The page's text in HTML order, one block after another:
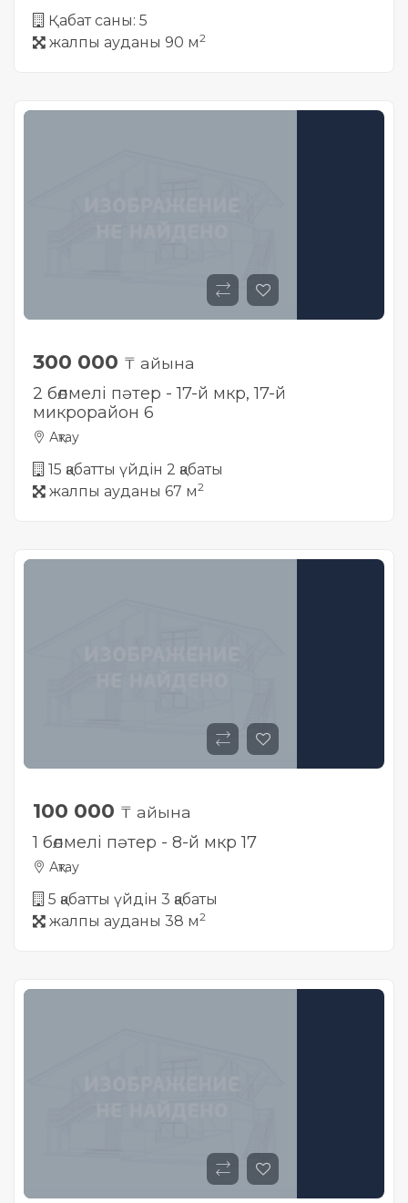
Қабат саны: 5
жалпы ауданы 90 м2
300 000 ₸ айына
2 бөлмелі пәтер - 17-й мкр, ​17-й
микрорайон 6
Ақтау
15 қабатты үйдін 2 қабаты
жалпы ауданы 67 м2
100 000 ₸ айына
1 бөлмелі пәтер - 8-й мкр 17
Ақтау
5 қабатты үйдін 3 қабаты
жалпы ауданы 38 м2